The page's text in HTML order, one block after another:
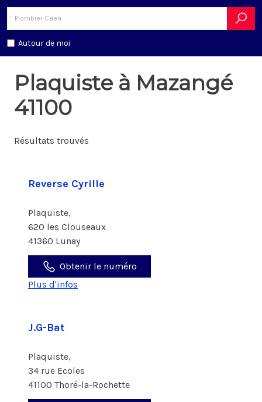
Autour de moi
Plaquiste à Mazangé
41100
Résultats trouvés
Reverse Cyrille
Plaquiste,
620 les Clouseaux
41360 Lunay
Obtenir le numéro
Plus d'infos
J.G-Bat
Plaquiste,
34 rue Ecoles
41100 Thoré-la-Rochette